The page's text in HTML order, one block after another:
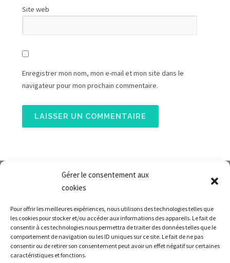
Gérer le consentement aux
cookies
Pour offrir les meilleures expériences, nous utilisons des technologies telles que
les cookies pour stocker et/ou accéder aux informations des appareils. Le fait de
consentir à ces technologies nous permettra de traiter des données telles que le
comportement de navigation ou les ID uniques sur ce site. Le fait de ne pas
consentir ou de retirer son consentement peut avoir un effet négatif sur certaines
caractéristiques et fonctions.
Site web
Enregistrer mon nom, mon e-mail et mon site dans le
navigateur pour mon prochain commentaire.
Envoyez-nous un courriel